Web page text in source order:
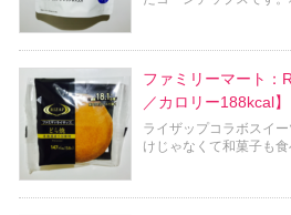
ファミリーマート：
／カロリー188kcal】
ライザップコラボスイ
けじゃなくて和菓子も食